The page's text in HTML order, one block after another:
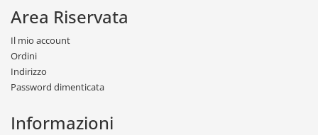
Area Riservata
Il mio account
Ordini
Indirizzo
Password dimenticata
Informazioni